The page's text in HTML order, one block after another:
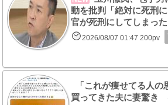
動を批判「絶対に死刑
官が死刑にしてしまった
2026/08/07 01:47 200pv
「これが痩せてる人の
買ってきた夫に妻驚き